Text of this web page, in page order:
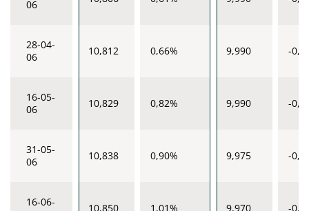
06
28-04-
06
10,812 0,66% 9,990 -
16-05-
06
10,829 0,82% 9,990 -
31-05-
06
10,838 0,90% 9,975 -
16-06-
10,850 1,01% 9,970 -